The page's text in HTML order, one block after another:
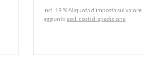
incl. 19 % Aliquota d'imposta sul valore
aggiunto escl. costi di spedizione